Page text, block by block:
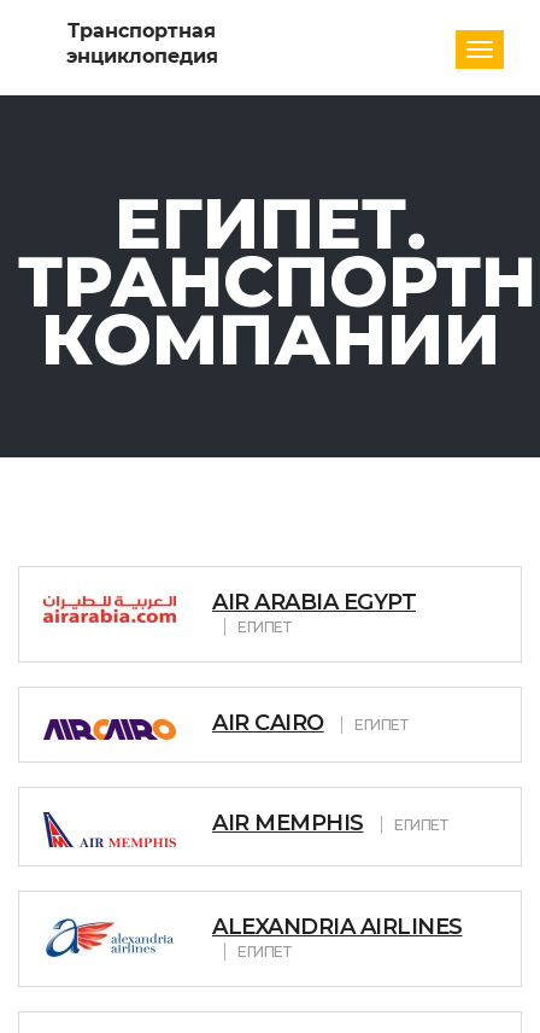
ЕГИПЕТ.
КОМПАНИИ
AIR ARABIA EGYPT
ЕГИПЕТ
AIR CAIRO ЕГИПЕТ
AIR MEMPHIS ЕГИПЕТ
ALEXANDRIA AIRLINES
ЕГИПЕТ